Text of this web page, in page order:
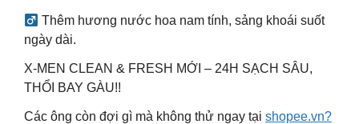
‍ Thêm hương nước hoa nam tính, sảng khoái suốt
ngày dài.
X-MEN CLEAN & FRESH MỚI – 24H SẠCH SÂU,
THỔI BAY GÀU!!
Các ông còn đợi gì mà không thử ngay tại shopee.vn?